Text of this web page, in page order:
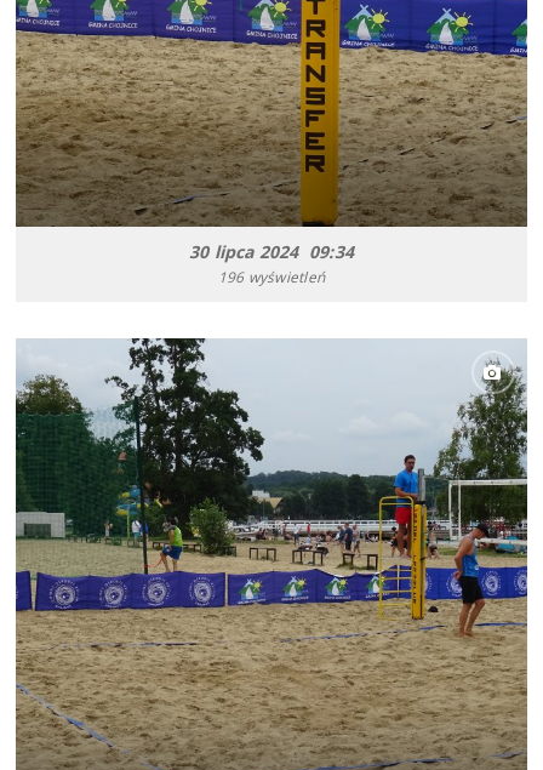
30 lipca 2024 09:34
196 wyświetleń